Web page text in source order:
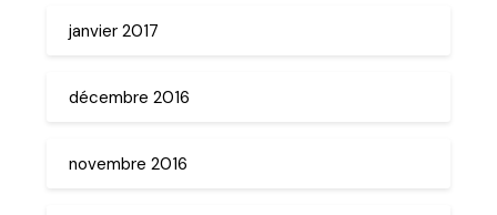
janvier 2017
décembre 2016
novembre 2016